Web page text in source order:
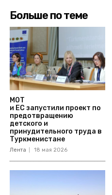
Больше по теме
МОТ
и ЕС запустили проект по
предотвращению
детского и
принудительного труда в
Туркменистане
Лента 18 мая 2026